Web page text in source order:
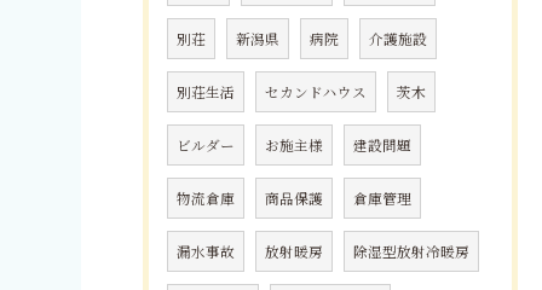
別荘 新潟県 病院 介護施設
別荘生活 セカンドハウス 茨木
ビルダー お施主様 建設問題
物流倉庫 商品保護 倉庫管理
漏水事故 放射暖房 除湿型放射冷暖房